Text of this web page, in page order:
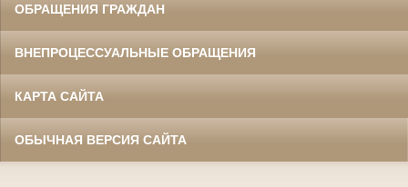
ОБРАЩЕНИЯ ГРАЖДАН
ВНЕПРОЦЕССУАЛЬНЫЕ ОБРАЩЕНИЯ
КАРТА САЙТА
ОБЫЧНАЯ ВЕРСИЯ САЙТА